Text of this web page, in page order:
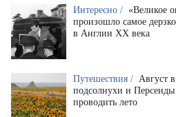
Интересно / «Великое
произошло самое
в Англии XX века
Путешествия / Август
подсолнухи и
проводить лето